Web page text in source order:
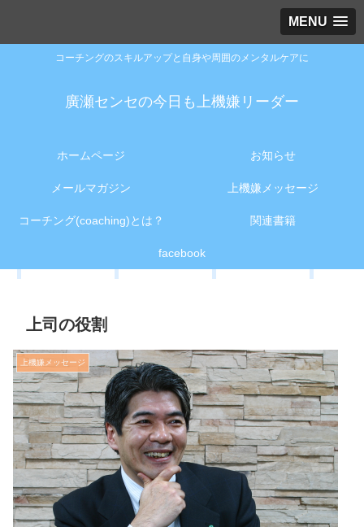
MENU
コーチングのスキルアップと自身や周囲のメンタルケアに
廣瀬センセの今日も上機嫌リーダー
ホームページ お知らせ
メールマガジン 上機嫌メッセージ
コーチング(coaching)とは？ 関連書籍
facebook
上司の役割
上機嫌メッセージ